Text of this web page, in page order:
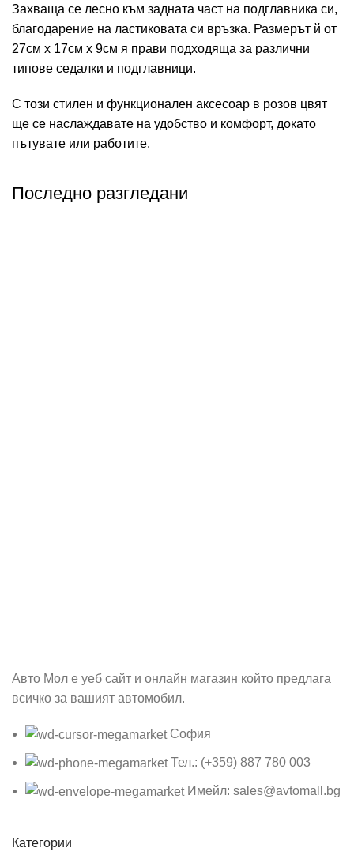
Захваща се лесно към задната част на подглавника си,
благодарение на ластиковата си връзка. Размерът й от
27см х 17см х 9см я прави подходяща за различни
типове седалки и подглавници.
С този стилен и функционален аксесоар в розов цвят
ще се наслаждавате на удобство и комфорт, докато
пътувате или работите.
Последно разгледани
Авто Мол е уеб сайт и онлайн магазин който предлага
всичко за вашият автомобил.
София
Тел.: (+359) 887 780 003
Имейл: sales@avtomall.bg
Категории